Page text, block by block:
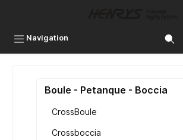
Navigation
Boule - Petanque - Boccia
CrossBoule
Crossboccia